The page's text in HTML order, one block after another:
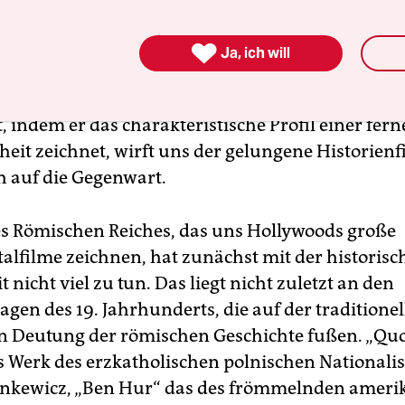
oder ein Genre sein – im Gegenteil: Wer könnte
wirklich vertraut mit Drogenhandel,
indem er das charakteristische Profil einer
zeichnet, wirft uns der gelungene
die Gegenwart.
Römischen Reiches, das uns Hollywoods große
zeichnen, hat zunächst mit der
nicht viel zu tun. Das liegt nicht zuletzt an den
des 19. Jahrhunderts, die auf der
Deutung der römischen Geschichte fußen.
Werk des erzkatholischen polnischen
„Ben Hur“ das des frömmelnden
 Ja, ich will